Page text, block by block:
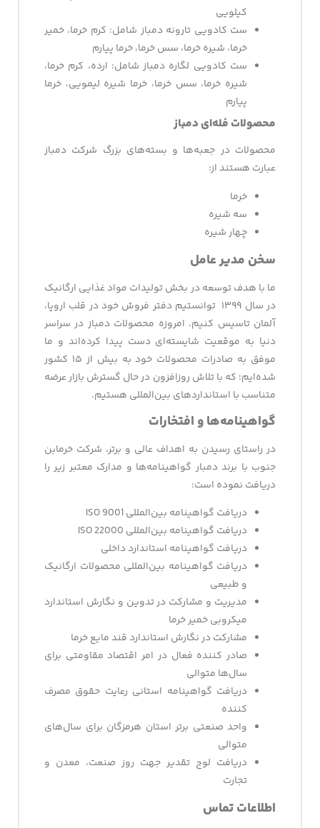
کیلویی
ست کادویی تارونه دمباز شامل: کرم خرما، خمیر
خرما، شیره خرما، سس خرما، خرما پیارم
ست کادویی لگاره دمباز شامل: ارده، کرم خرما،
شیره خرما، سس خرما، خرما شیره لیمویی، خرما
پیارم
محصولات فله‌ای دمباز
محصولات در جعبه‌ها و بسته‌های بزرگ شرکت دمباز
عبارت هستند از:
خرما
سه شیره
چهار شیره
سخن مدیر عامل
ما با هدف توسعه در بخش تولیدات مواد غذایی ارگانیک
در سال ۱۳۹۹ توانستیم دفتر فروش خود در قلب اروپا،
آلمان تاسیس کنیم. امروزه محصولات دمباز در سراسر
دنیا به موقعیت شایسته‌ای دست پیدا کرده‌اند و ما
موفق به صادرات محصولات خود به بیش از ۱۵ کشور
شده‌ایم؛ که با تلاش روزافزون در حال گسترش بازار عرضه
متناسب با استانداردهای بین‌المللی هستیم.
گواهینامه‌ها و افتخارات
در راستای رسیدن به اهداف عالی و برتر، شرکت خرمابن
جنوب با برند دمبار گواهینامه‌ها و مدارک معتبر زیر را
دریافت نموده است:
دریافت گواهینامه بین‌المللی ISO 9001
دریافت گواهینامه بین‌المللی ISO 22000
دریافت گواهینامه استاندارد داخلی
دریافت گواهینامه بین‌المللی محصولات ارگانیک
و طبیعی
مدیریت و مشارکت در تدوین و نگارش استاندارد
میکروبی خمیر خرما
مشارکت در نگارش استاندارد قند مایع خرما
صادر کننده فعال در امر اقتصاد مقاومتی برای
سال‌ها متوالی
دریافت گواهینامه استانی رعایت حقوق مصرف
کننده
واحد صنعتی برتر استان هرمزگان برای سال‌های
متوالی
دریافت لوج تقدیر جهت روز صنعت، معدن و
تجارت
اطلاعات تماس